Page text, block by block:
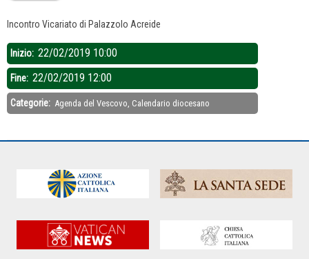
Incontro Vicariato di Palazzolo Acreide
Inizio: 22/02/2019 10:00
Fine: 22/02/2019 12:00
Categorie: Agenda del Vescovo, Calendario diocesano